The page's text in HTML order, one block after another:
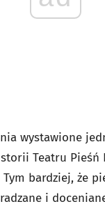
wystawione
Teatru Pieśń
bardziej, że
i